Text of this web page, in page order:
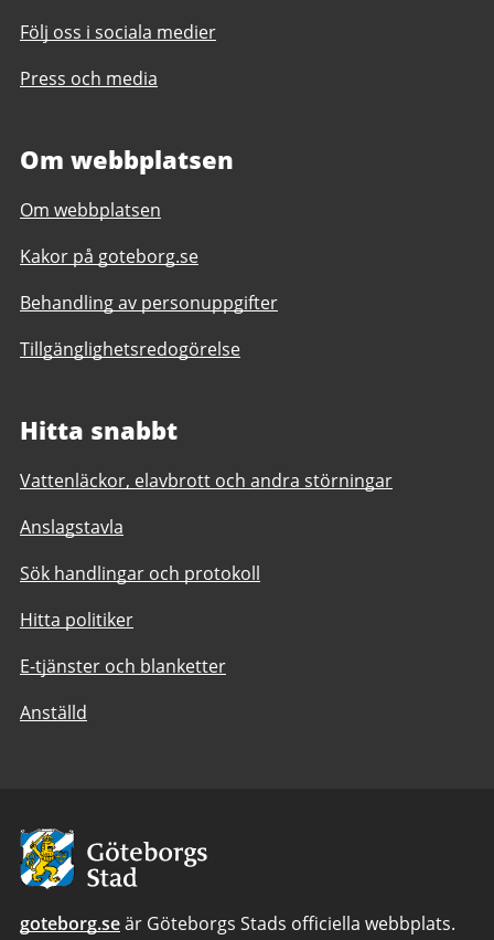
Följ oss i sociala medier
Press och media
Om webbplatsen
Om webbplatsen
Kakor på goteborg.se
Behandling av personuppgifter
Tillgänglighetsredogörelse
Hitta snabbt
Vattenläckor, elavbrott och andra störningar
Anslagstavla
Sök handlingar och protokoll
Hitta politiker
E-tjänster och blanketter
Anställd
Avsändare:
Göteborgs
Stad
goteborg.seär Göteborgs Stads officiella webbplats.